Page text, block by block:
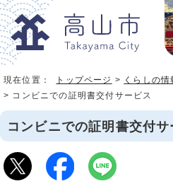
現在位置： トップページ > くらしの情
> コンビニでの証明書交付サービス
コンビニでの証明書交付サ